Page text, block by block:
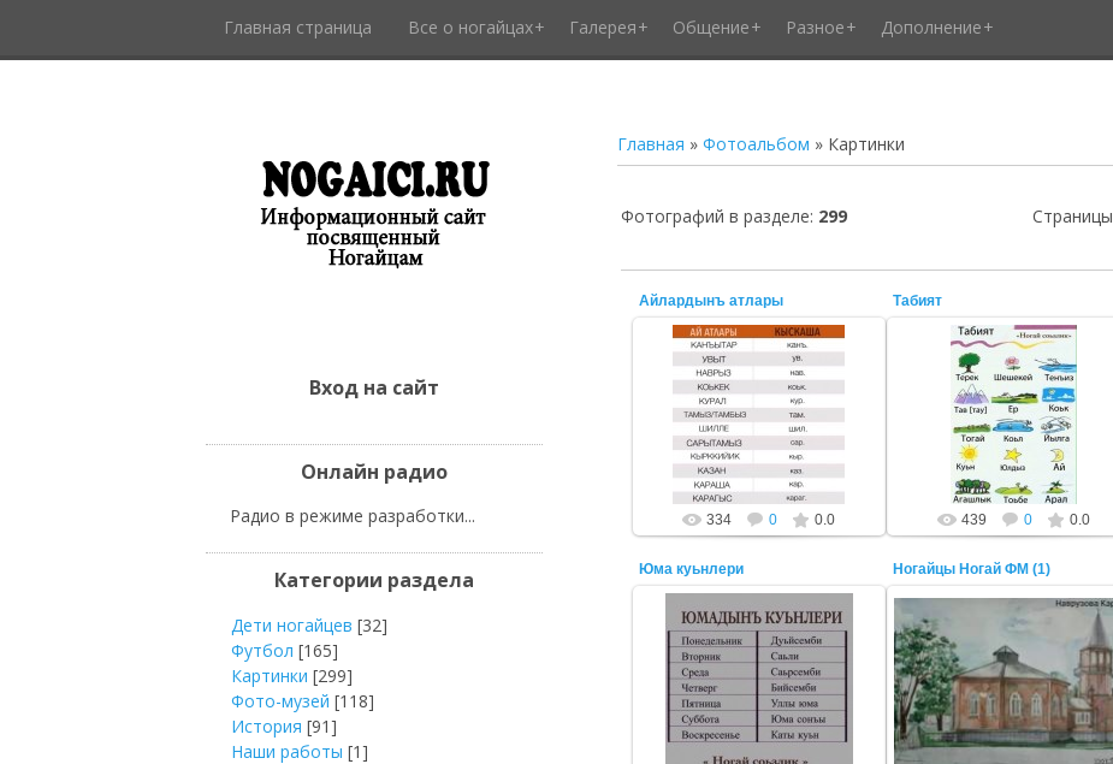
Главная страница Все о ногайцах Галерея Общение Разное Дополнение
Главная » Фотоальбом » Картинки
Фотографий в разделе: 299 Страницы
Айлардынъ атлары
16 Сентября 2019
тоньюкукк
334 0 0.0
Табият
16 Сентября 2019
тоньюкукк
439 0 0.0
Юма куьнлери
16 Сентября 2019
тоньюкукк
Ногайцы Ногай ФМ (1)
22 Октября 2014
ADMIN
Вход на сайт
Онлайн радио
Радио в режиме разработки...
Категории раздела
Дети ногайцев [32]
Футбол [165]
Картинки [299]
Фото-музей [118]
История [91]
Наши работы [1]